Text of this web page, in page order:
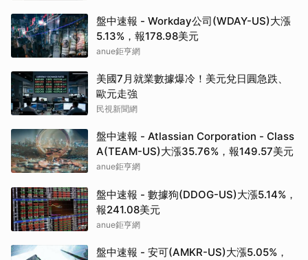
盤中速報 - Workday公司(WDAY-US)大漲
5.13%，報178.98美元
anue鉅亨網
美國7月就業數據爆冷！美元兌日圓急跌、
歐元走強
民視新聞網
盤中速報 - Atlassian Corporation - Class
A(TEAM-US)大漲35.76%，報149.57美元
anue鉅亨網
盤中速報 - 數據狗(DDOG-US)大漲5.14%，
報241.08美元
anue鉅亨網
盤中速報 - 安可(AMKR-US)大漲5.05%，